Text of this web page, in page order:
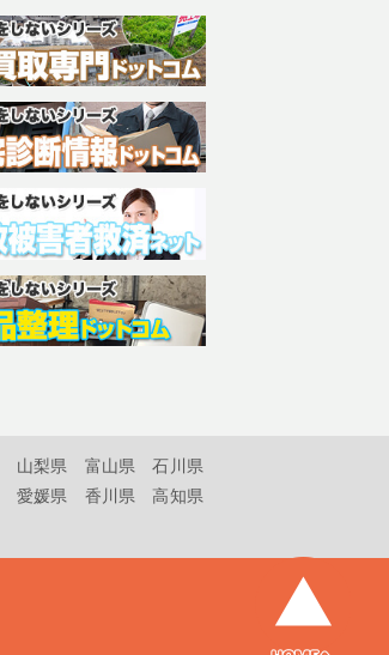
山梨県 富山県
石川県
愛媛県 香川県
高知県